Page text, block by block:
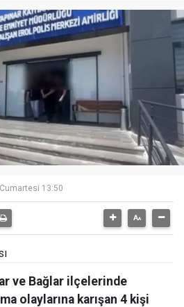
13:50
ve Bağlar ilçelerinde
olaylarına karışan 4 kişi